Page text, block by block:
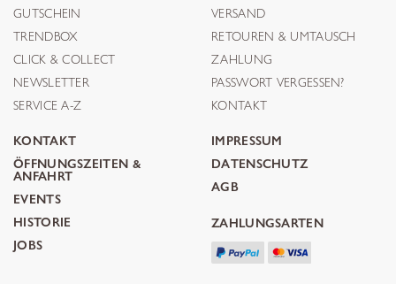
GUTSCHEIN
TRENDBOX
CLICK & COLLECT
NEWSLETTER
SERVICE A-Z
VERSAND
RETOUREN & UMTAUSCH
ZAHLUNG
PASSWORT VERGESSEN?
KONTAKT
KONTAKT
ÖFFNUNGSZEITEN &
ANFAHRT
EVENTS
HISTORIE
JOBS
IMPRESSUM
DATENSCHUTZ
AGB
ZAHLUNGSARTEN